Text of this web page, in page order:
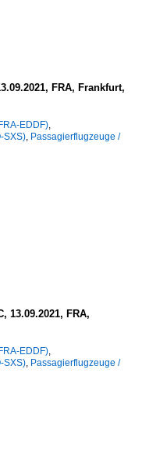
FRA, Frankfurt,
EDDF),
SXS), Passagierflugzeuge /
13.09.2021, FRA,
EDDF),
SXS), Passagierflugzeuge /